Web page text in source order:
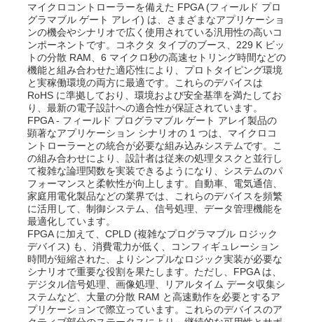
GPS モジュール
ラジオ周波数モジュール
パワーモジュール
半導体継電器
コミュニケーション アンテナ
コネクタ
電源管理チップ
マイクロコントローラーを備えた FPGA (フィールド プロ
グラマブル ゲート アレイ) は、さまざまなアプリケーショ
ンの機会やシナリオで広く使用されている汎用性の高いコ
ンポーネントです。コネクタ タイプのブース、229 K ビッ
トの分散 RAM、6 マイクロ秒の高速セトリング時間などの
機能と組み合わせた適応性により、プロトタイピング環境
と実稼働環境の両方に最適です。これらのデバイスは
RoHS に準拠しており、環境および安全基準を満たしてお
り、最新の電子設計への適合性が保証されています。
FPGA - フィールド プログラマブル ゲート アレイ製品の
顕著なアプリケーション シナリオの 1 つは、マイクロコ
ントローラーとの統合が必要な組み込みシステムです。こ
の組み合わせにより、設計者は従来の処理タスクと並行し
て複雑な論理関数を実装できるようになり、システムのパ
フォーマンスと柔軟性が向上します。自動車、電気通信、
家庭用電化製品などの業界では、これらのデバイスを頻繁
に活用して、制御システム、信号処理、データ管理機能を
最適化しています。
FPGA に加えて、CPLD (複雑なプログラマブル ロジック
デバイス) も、消費電力が低く、コンフィギュレーション
時間が短縮された、よりシンプルなロジック実装が必要な
シナリオで重要な役割を果たします。ただし、FPGA は、
デジタル信号処理、画像処理、リアルタイム データ収集シ
ステムなど、大量の分散 RAM と高速動作を必要とするア
プリケーションで際立っています。これらのデバイスのア